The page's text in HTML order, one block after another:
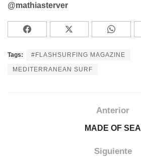
@mathiasterver
Tags: #FLASHSURFING MAGAZINE
MEDITERRANEAN SURF
Anterior
MADE OF SEA
Siguiente